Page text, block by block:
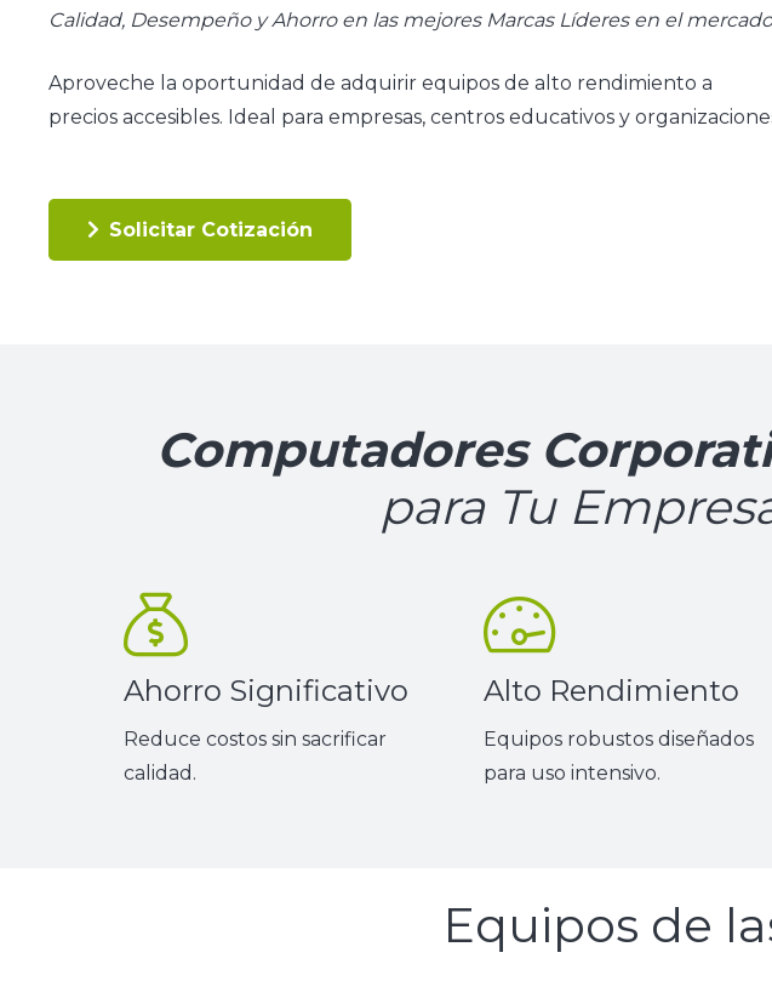
Calidad, Desempeño y Ahorro en las mejores Marcas Líderes en el
Aproveche la oportunidad de adquirir equipos de alto rendimiento a
precios accesibles. Ideal para empresas, centros educativos y
Solicitar Cotización
Computadores
para Tu
Ahorro Significativo
Reduce costos sin sacrificar
calidad.
Alto Rendimiento
Equipos robustos diseñados
para uso intensivo.
Equipos de